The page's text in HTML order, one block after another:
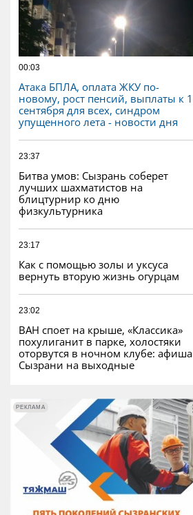
00:03
Атака БПЛА, оплата ЖКУ по-
новому, рост пенсий, выплаты к 1
сентября для всех, синдром
упущенного лета - новости дня
23:37
Битва умов: Сызрань соберет
лучших шахматистов на
блицтурнир ко дню
физкультурника
23:17
Как с помощью золы и уксуса
вернуть вторую жизнь огурцам
23:02
ВАН споет на крыше, «Классика»
похулиганит в парке, холостяки
оторвутся в ночном клубе: афиша
Сызрани на выходные
РЕКЛАМА РЕКЛАМА